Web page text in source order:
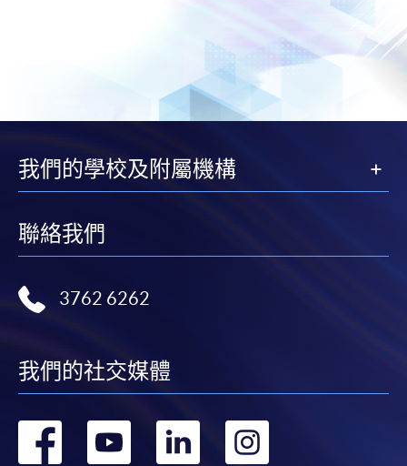
我們的學校及附屬機構
聯絡我們
3762 6262
我們的社交媒體
轉 轉 轉 轉